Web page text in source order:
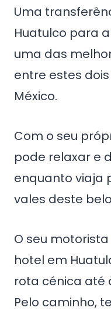
Uma
Huatulco para
uma das
entre estes
México.
Com o seu
pode relaxar e
enquanto viaja
vales deste
O seu
hotel em
rota cénica até
Pelo caminho,